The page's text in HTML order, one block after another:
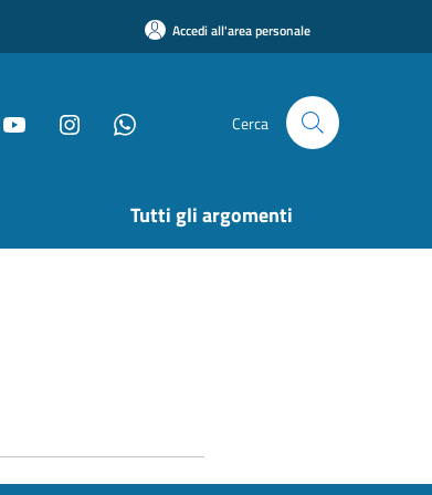
Accedi all'area personale
Cerca
Tutti gli argomenti